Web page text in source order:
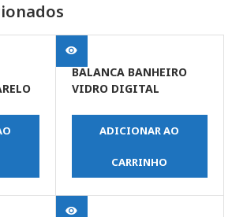
BALANCA BANHEIRO
VIDRO DIGITAL
ADICIONAR AO
CARRINHO